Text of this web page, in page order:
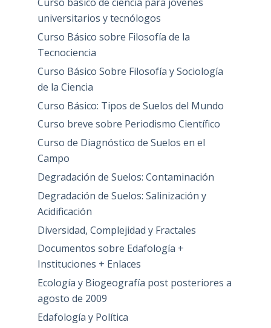
universitarios y tecnólogos
Curso Básico sobre Filosofía de la
Tecnociencia
Curso Básico Sobre Filosofía y Sociología
de la Ciencia
Curso Básico: Tipos de Suelos del Mundo
Curso breve sobre Periodismo Científico
Curso de Diagnóstico de Suelos en el
Campo
Degradación de Suelos: Contaminación
Degradación de Suelos: Salinización y
Acidificación
Diversidad, Complejidad y Fractales
Documentos sobre Edafología +
Instituciones + Enlaces
Ecología y Biogeografía post posteriores a
agosto de 2009
Edafología y Política